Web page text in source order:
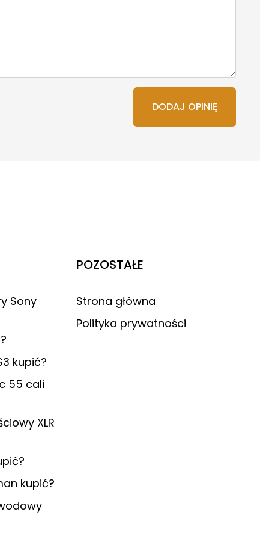
DODAJ OPINIĘ
Sony
kupić?
55 cali
XLR
kupić?
POZOSTAŁE
Strona główna
Polityka prywatności